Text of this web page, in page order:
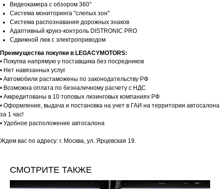
Видеокамера с обзором 360°
Система мониторинга "слепых зон"
Система распознавания дорожных знаков
Адаптивный круиз-контроль DISTRONIC PRO
Сдвижной люк с электроприводом
Преимущества покупки в LEGACYMOTORS:
• Покупка напрямую у поставщика без посредников
• Нет навязанных услуг
• Автомобили растаможены по законодательству РФ
• Возможна оплата по безналичному расчету с НДС
• Аккредитованы в 10 топовых лизинговых компаниях РФ
• Оформление, выдача и постановка на учет в ГАИ на территории автосалона
за 1 час!
• Удобное расположение автосалона
Ждем вас по адресу: г. Москва, ул. Ярцевская 19.
СМОТРИТЕ ТАКЖЕ